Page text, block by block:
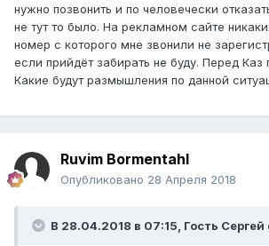
нужно позвонить и по человечески
не тут то было. На рекламном сайте
номер с которого мне звонили не
если прийдёт забирать не буду. Перед Каз
Какие будут размышления по данной
Ruvim Bormentahl
Опубликовано 28 Апреля 2018
В 28.04.2018 в 07:15, Гость Сергей